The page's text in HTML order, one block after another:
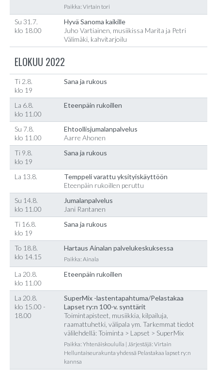
Paikka: Virtain tori
Su 31.7.
klo 18.00
Hyvä Sanoma kaikille
Juho Vartiainen, musiikissa Marita ja Petri
Välimäki, kahvitarjoilu
ELOKUU 2022
Ti 2.8.
klo 19
Sana ja rukous
La 6.8.
klo 11.00
Eteenpäin rukoillen
Su 7.8.
klo 11.00
Ehtoollisjumalanpalvelus
Aarre Ahonen
Ti 9.8.
klo 19
Sana ja rukous
La 13.8.
Temppeli varattu yksityiskäyttöön
Eteenpäin rukoillen peruttu
Su 14.8.
klo 11.00
Jumalanpalvelus
Jani Rantanen
Ti 16.8.
klo 19
Sana ja rukous
To 18.8.
klo 14.15
Hartaus Ainalan palvelukeskuksessa
Paikka: Ainala
La 20.8.
klo 11.00
Eteenpäin rukoillen
La 20.8.
klo 15.00 -
18.00
SuperMix -lastentapahtuma/Pelastakaa
Lapset ry:n 100-v. synttärit
Toimintapisteet, musiikkia, kilpailuja,
raamattuhetki, välipala ym. Tarkemmat tiedot
välilehdellä: Toiminta > Lapset > SuperMix
Paikka: Yhtenäiskoululla | Järjestäjä: Virtain
Helluntaiseurakunta yhdessä Pelastakaa lapset ry:n
kannsa